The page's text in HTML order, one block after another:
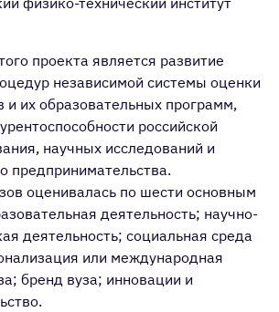
проекта является развитие
независимой системы оценки
и их образовательных программ,
российской
научных исследований и
предпринимательства.
оценивалась по шести основным
деятельность; научно-
деятельность; социальная среда
или международная
бренд вуза; инновации и